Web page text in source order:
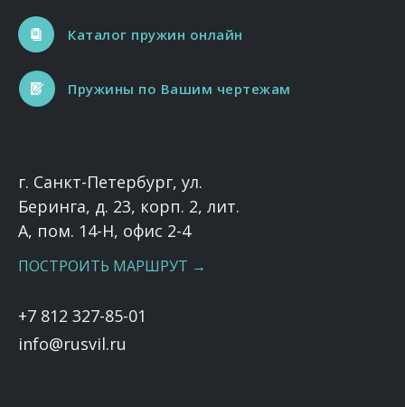
Каталог пружин онлайн
Пружины по Вашим чертежам
г. Санкт-Петербург, ул.
Беринга, д. 23, корп. 2, лит.
А, пом. 14-Н, офис 2-4
ПОСТРОИТЬ МАРШРУТ →
+7 812 327-85-01
info@rusvil.ru